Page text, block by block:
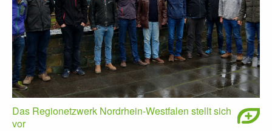
Das Regionetzwerk Nordrhein-Westfalen stellt sich
vor